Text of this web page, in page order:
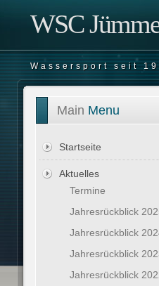
WSC
Wassersport seit
Main Menu
Startseite
Aktuelles
Termine
Jahresrückblick
Jahresrückblick
Jahresrückblick
Jahresrückblick